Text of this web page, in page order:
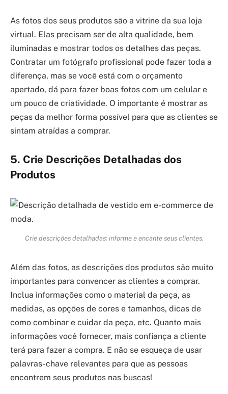
As fotos dos seus produtos são a vitrine da sua loja
virtual. Elas precisam ser de alta qualidade, bem
iluminadas e mostrar todos os detalhes das peças.
Contratar um fotógrafo profissional pode fazer toda a
diferença, mas se você está com o orçamento
apertado, dá para fazer boas fotos com um celular e
um pouco de criatividade. O importante é mostrar as
peças da melhor forma possível para que as clientes se
sintam atraídas a comprar.
5. Crie Descrições Detalhadas dos
Produtos
Crie descrições detalhadas: informe e encante seus clientes.
Além das fotos, as descrições dos produtos são muito
importantes para convencer as clientes a comprar.
Inclua informações como o material da peça, as
medidas, as opções de cores e tamanhos, dicas de
como combinar e cuidar da peça, etc. Quanto mais
informações você fornecer, mais confiança a cliente
terá para fazer a compra. E não se esqueça de usar
palavras-chave relevantes para que as pessoas
encontrem seus produtos nas buscas!